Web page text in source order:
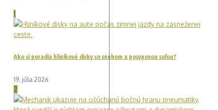
1
Ako si poradia hliníkové disky so snehom a posypovou soľou?
19. júla 2026
2